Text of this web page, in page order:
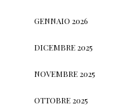
GENNAIO 2026
DICEMBRE 2025
NOVEMBRE 2025
OTTOBRE 2025